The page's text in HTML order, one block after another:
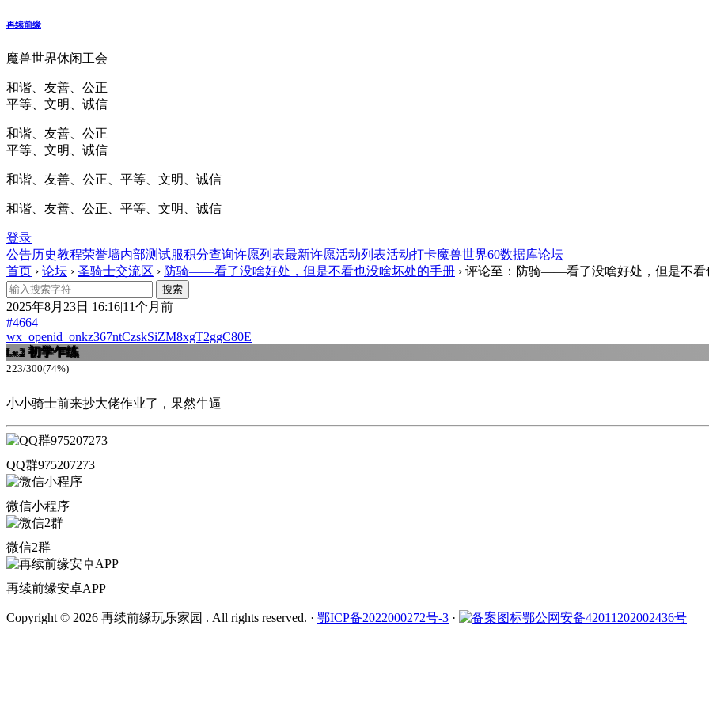
再续前缘
魔兽世界休闲工会
和谐、友善、公正
平等、文明、诚信
和谐、友善、公正
平等、文明、诚信
和谐、友善、公正、平等、文明、诚信
和谐、友善、公正、平等、文明、诚信
登录
公告历史教程荣誉墙内部测试服积分查询许愿列表最新许愿活动列表活动打卡魔兽世界60数据库论坛
首页 › 论坛 › 圣骑士交流区 › 防骑——看了没啥好处，但是不看也没啥坏处的手册 › 评论至：防骑——看了没啥好处，但是不看
2025年8月23日 16:16|11个月前
#4664
wx_openid_onkz367ntCzskSiZM8xgT2ggC80E
Lv.2 初学乍练
223/300(74%)
小小骑士前来抄大佬作业了，果然牛逼
QQ群975207273
微信小程序
微信2群
再续前缘安卓APP
Copyright © 2026 再续前缘玩乐家园 . All rights reserved. · 鄂ICP备2022000272号-3 · 鄂公网安备42011202002436号